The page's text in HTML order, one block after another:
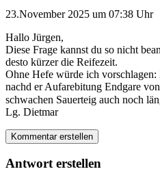
23.November 2025 um 07:38 Uhr
Hallo Jürgen,
Diese Frage kannst du so nicht
desto kürzer die Reifezeit.
Ohne Hefe würde ich
nachd er Aufarebitung Endgare
schwachen Sauerteig auch noch
Lg. Dietmar
Kommentar erstellen
Antwort erstellen